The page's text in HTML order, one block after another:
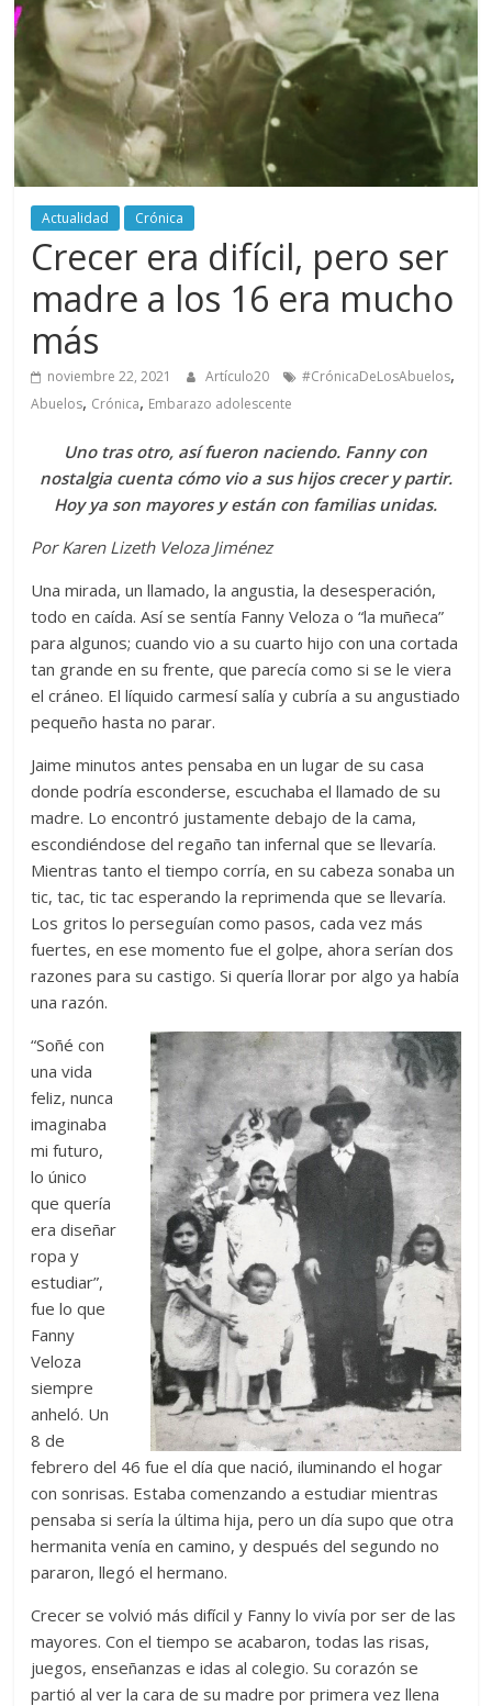
periodismo
digital
del
Politécnico
Grancolombiano
Actualidad Crónica
Crecer era difícil, pero ser
madre a los 16 era mucho
más
noviembre 22, 2021 Artículo20 #CrónicaDeLosAbuelos,
Abuelos, Crónica, Embarazo adolescente
Uno tras otro, así fueron naciendo. Fanny con
nostalgia cuenta cómo vio a sus hijos crecer y partir.
Hoy ya son mayores y están con familias unidas.
Por Karen Lizeth Veloza Jiménez
Una mirada, un llamado, la angustia, la desesperación,
todo en caída. Así se sentía Fanny Veloza o “la muñeca”
para algunos; cuando vio a su cuarto hijo con una cortada
tan grande en su frente, que parecía como si se le viera
el cráneo. El líquido carmesí salía y cubría a su angustiado
pequeño hasta no parar.
Jaime minutos antes pensaba en un lugar de su casa
donde podría esconderse, escuchaba el llamado de su
madre. Lo encontró justamente debajo de la cama,
escondiéndose del regaño tan infernal que se llevaría.
Mientras tanto el tiempo corría, en su cabeza sonaba un
tic, tac, tic tac esperando la reprimenda que se llevaría.
Los gritos lo perseguían como pasos, cada vez más
fuertes, en ese momento fue el golpe, ahora serían dos
razones para su castigo. Si quería llorar por algo ya había
una razón.
“Soñé con
una vida
feliz, nunca
imaginaba
mi futuro,
lo único
que quería
era diseñar
ropa y
estudiar”,
fue lo que
Fanny
Veloza
siempre
anheló. Un
8 de
febrero del 46 fue el día que nació, iluminando el hogar
con sonrisas. Estaba comenzando a estudiar mientras
pensaba si sería la última hija, pero un día supo que otra
hermanita venía en camino, y después del segundo no
pararon, llegó el hermano.
Crecer se volvió más difícil y Fanny lo vivía por ser de las
mayores. Con el tiempo se acabaron, todas las risas,
juegos, enseñanzas e idas al colegio. Su corazón se
partió al ver la cara de su madre por primera vez llena